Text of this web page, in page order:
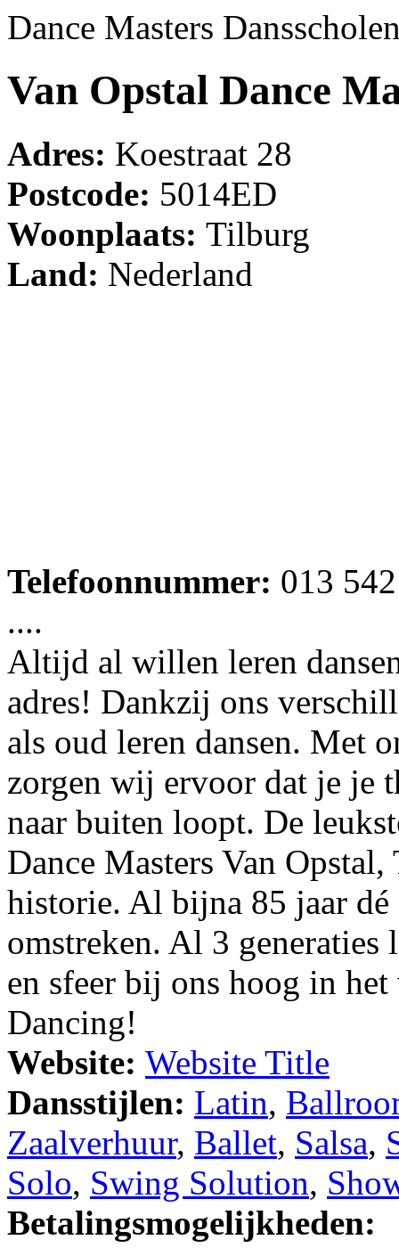
Dance Masters
Van Opstal Dance
Adres: Koestraat 28
Postcode: 5014ED
Woonplaats: Tilburg
Land: Nederland
Telefoonnummer: 013
....
Altijd al willen leren
adres! Dankzij ons
als oud leren dansen. Met
zorgen wij ervoor dat je je
naar buiten loopt. De
Dance Masters Van
historie. Al bijna 85 jaar
omstreken. Al 3
en sfeer bij ons hoog in
Dancing!
Website: Website Title
Dansstijlen: Latin,
Zaalverhuur, Ballet, Salsa,
Solo, Swing Solution,
Betalingsmogelijkheden: